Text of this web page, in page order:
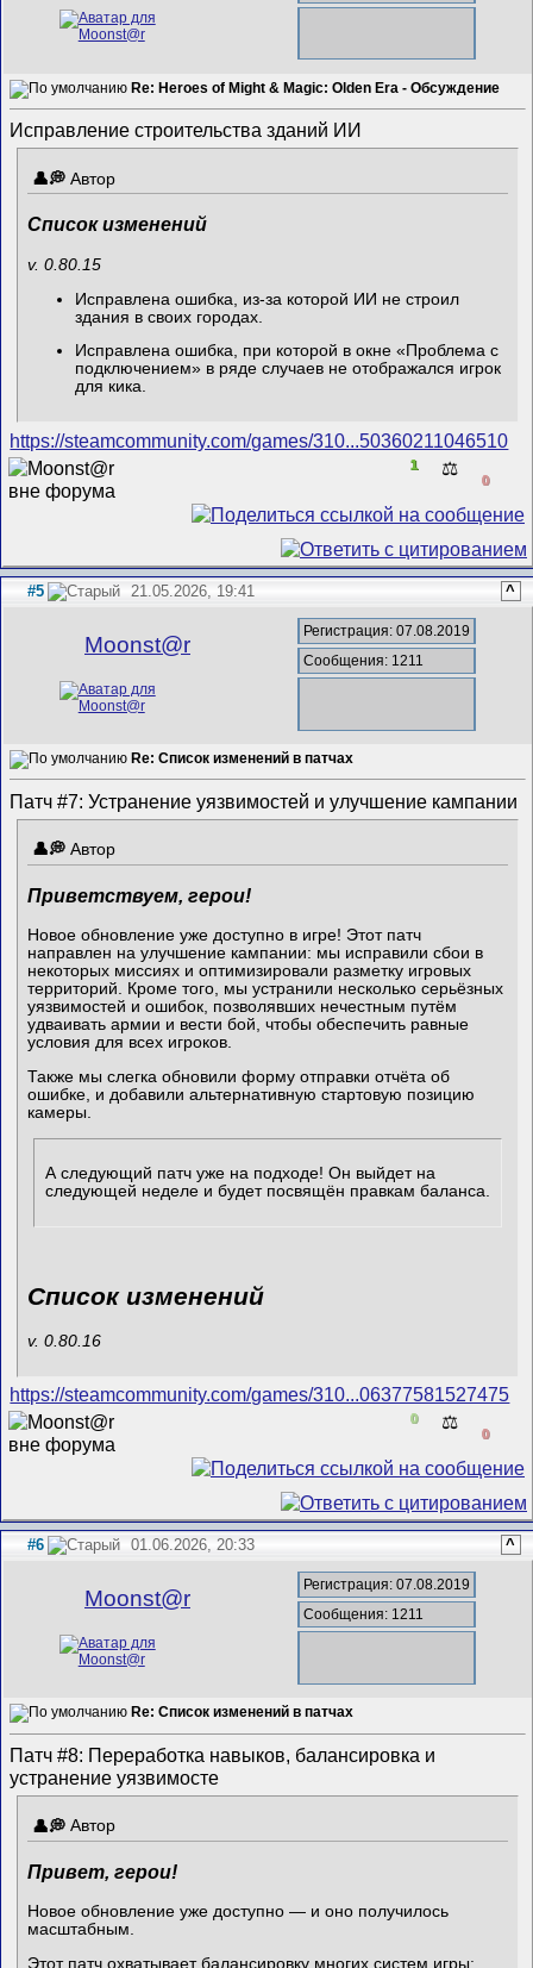
Re: Heroes of Might & Magic: Olden Era - Обсуждение
Исправление строительства зданий ИИ
Автор
Список изменений
v. 0.80.15
Исправлена ошибка, из-за которой ИИ не строил
здания в своих городах.
Исправлена ошибка, при которой в окне «Проблема с
подключением» в ряде случаев не отображался игрок
для кика.
https://steamcommunity.com/games/310...50360211046510
1 ⚖️
0
#5 21.05.2026, 19:41 ^
Mооnst@r
Регистрация: 07.08.2019
Сообщения: 1211
Re: Список изменений в патчах
Патч #7: Устранение уязвимостей и улучшение кампании
Автор
Приветствуем, герои!
Новое обновление уже доступно в игре! Этот патч
направлен на улучшение кампании: мы исправили сбои в
некоторых миссиях и оптимизировали разметку игровых
территорий. Кроме того, мы устранили несколько серьёзных
уязвимостей и ошибок, позволявших нечестным путём
удваивать армии и вести бой, чтобы обеспечить равные
условия для всех игроков.
Также мы слегка обновили форму отправки отчёта об
ошибке, и добавили альтернативную стартовую позицию
камеры.
А следующий патч уже на подходе! Он выйдет на
следующей неделе и будет посвящён правкам баланса.
Список изменений
v. 0.80.16
https://steamcommunity.com/games/310...06377581527475
0 ⚖️
0
#6 01.06.2026, 20:33 ^
Mооnst@r
Регистрация: 07.08.2019
Сообщения: 1211
Re: Список изменений в патчах
Патч #8: Переработка навыков, балансировка и
устранение уязвимосте
Автор
Привет, герои!
Новое обновление уже доступно — и оно получилось
масштабным.
Этот патч охватывает балансировку многих систем игры: